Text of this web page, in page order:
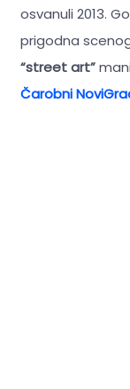
osvanuli 2013.
prigodna
“street art”
Čarobni